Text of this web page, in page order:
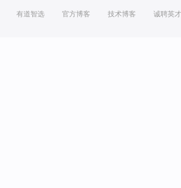
有道智选 官方博客 技术博客 诚聘英才